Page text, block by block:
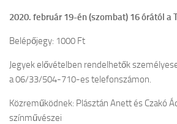
2020. február 19-én (szombat) 16 órától a
Belépőjegy: 1000 Ft
Jegyek elővételben rendelhetők
a 06/33/504-710-es telefonszámon.
Közreműködnek: Plásztán Anett és Czakó
színművészei